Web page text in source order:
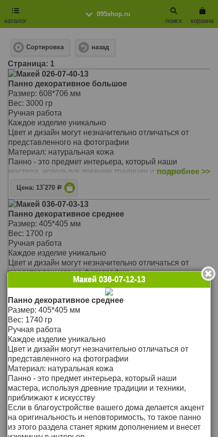
095shop.ru
каталог
корзина
поиск
Сортировка назад
Cтраница: 1
Макей 026-07-40-13
Панно декоративное большое
Размер: 608*706 мм
Вес: 3000 гр
Ручная работа
Каждое изделие уникально
Цвет и дизайн могут незначительно отличаться от
представленного на фотографии
Материал: натуральная кожа
Панно - это предмет интерьера, который наши
мастера, используя древние традиции и техники,
приближают к искусству
Если в благоустройстве вашего дома делается акцент
на оригинальность и неповторимость, то такое панно
из этого раздела станет ярким дополнением и внесет
изюминку в интерьер
подробнее >>
Цена: 13`270 Р
Макей 036-07-03-13
Панно декоративное среднее
Размер: 405*405 мм
Вес: 1700 гр
Ручная работа
Каждое изделие уникально
Цвет и дизайн могут незначительно отличаться от
представленного на фотографии
Материал: натуральная кожа
Панно - это предмет интерьера, который наши
мастера, используя древние традиции и техники,
приближают к искусству
Если в благоустройстве вашего дома делается акцент
на оригинальность и неповторимость, то такое панно
из этого раздела станет ярким дополнением и внесет
изюминку в интерьер.
Цена: 7`570
Макей 055-07-11-13
Панно декоративное
Размер: 504*504 мм
Вес: 2200 гр
Ручная работа
Каждое изделие уникально
Цвет и дизайн могут незначительно отличаться от
представленного на фотографии
Материал: натуральная кожа
Панно - это предмет интерьера, который наши
мастера, используя древние традиции и техники,
подробнее >>
Макей 036-07-12-13
Панно декоративное среднее
Размер: 405*405 мм
Вес: 1740 гр
Ручная работа
Каждое изделие уникально
Цвет и дизайн могут незначительно отличаться от
представленного на фотографии
Материал: натуральная кожа
Панно - это предмет интерьера, который наши
мастера, используя древние традиции и техники,
приближают к искусству
Если в благоустройстве вашего дома делается акцент
на оригинальность и неповторимость, то такое панно
из этого раздела станет ярким дополнением и внесет